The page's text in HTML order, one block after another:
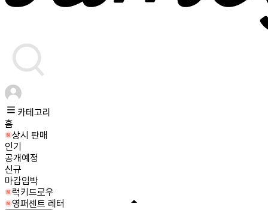
카테고리
홈
상시 판매
인기
공개예정
신규
마감임박
럭키드로우
영퍼센트 레터